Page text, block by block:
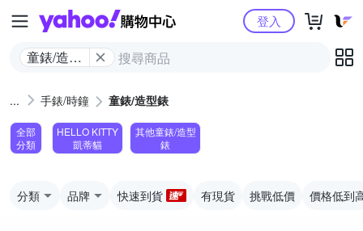
Yahoo購物中心
童錶/造型
登入
手錶/時鐘 童錶/造型錶
全部
分類
HELLO KITTY
凱蒂貓
其他童錶/造型
錶
分類 品牌 快速到貨 有現貨 挑戰低價 價格低到